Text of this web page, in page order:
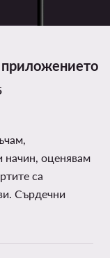
начин, оценявам
са
Сърдечни